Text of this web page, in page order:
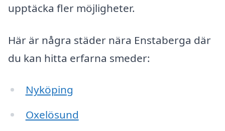
upptäcka fler möjligheter.
Här är några städer nära Enstaberga där
du kan hitta erfarna smeder:
Nyköping
Oxelösund